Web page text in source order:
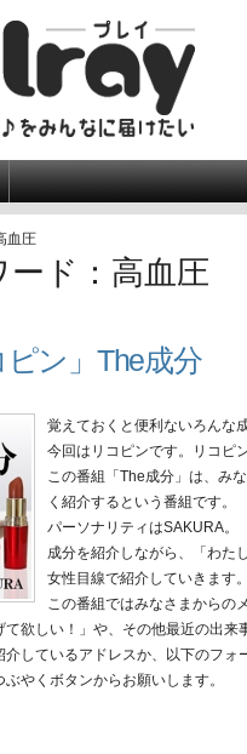
血圧
ード：高血圧
ン」The成分
覚えておくと便利ないろんな
今回はリコピンです。リコピ
この番組「The成分」は、み
く紹介するという番組です。
パーソナリティはSAKURA。
成分を紹介しながら、「わた
女性目線で紹介していきます。
この番組ではみなさまからの
て欲しい！」や、その他最近の出来
しているアドレスか、以下のフォ
やくボタンからお願いします。